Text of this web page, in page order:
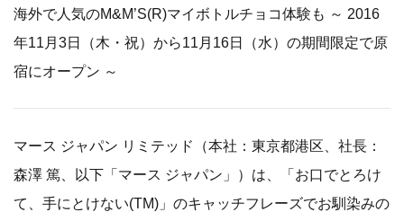
海外で人気のM&M’S(R)マイボトルチョコ体験も ～ 2016
年11月3日（木・祝）から11月16日（水）の期間限定で原
宿にオープン ～
マース ジャパン リミテッド（本社：東京都港区、社長：
森澤 篤、以下「マース ジャパン」）は、「お口でとろけ
て、手にとけない(TM)」のキャッチフレーズでお馴染みの